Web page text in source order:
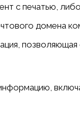
с печатью, либо
домена